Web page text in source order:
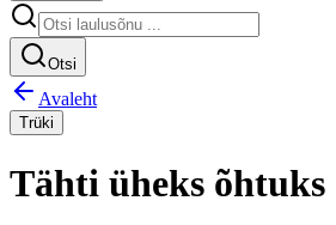
Otsi
Avaleht
Trüki
Tähti üheks õhtuks